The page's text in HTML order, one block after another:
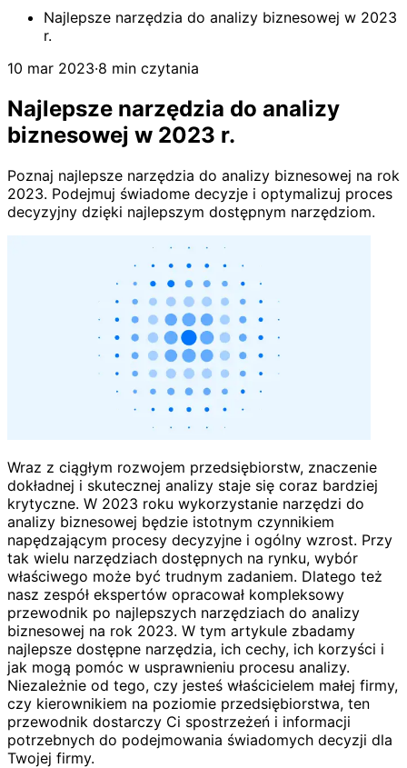
Najlepsze narzędzia do analizy biznesowej w 2023
r.
10 mar 2023·8 min czytania
Najlepsze narzędzia do analizy
biznesowej w 2023 r.
Poznaj najlepsze narzędzia do analizy biznesowej na rok
2023. Podejmuj świadome decyzje i optymalizuj proces
decyzyjny dzięki najlepszym dostępnym narzędziom.
Wraz z ciągłym rozwojem przedsiębiorstw, znaczenie
dokładnej i skutecznej analizy staje się coraz bardziej
krytyczne. W 2023 roku wykorzystanie narzędzi do
analizy biznesowej będzie istotnym czynnikiem
napędzającym procesy decyzyjne i ogólny wzrost. Przy
tak wielu narzędziach dostępnych na rynku, wybór
właściwego może być trudnym zadaniem. Dlatego też
nasz zespół ekspertów opracował kompleksowy
przewodnik po najlepszych narzędziach do analizy
biznesowej na rok 2023. W tym artykule zbadamy
najlepsze dostępne narzędzia, ich cechy, ich korzyści i
jak mogą pomóc w usprawnieniu procesu analizy.
Niezależnie od tego, czy jesteś właścicielem małej firmy,
czy kierownikiem na poziomie przedsiębiorstwa, ten
przewodnik dostarczy Ci spostrzeżeń i informacji
potrzebnych do podejmowania świadomych decyzji dla
Twojej firmy.